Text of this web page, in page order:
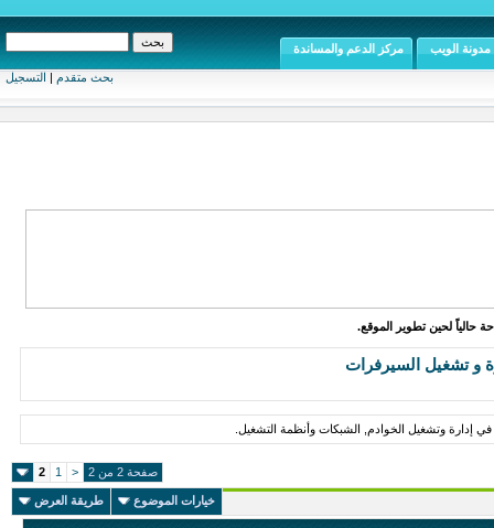
بحث متقدم | التسجيل
مدونة الويب مركز الدعم والمساندة
حالياً لحين تطوير الموقع.
و تشغيل السيرفرات
إدارة وتشغيل الخوادم, الشبكات وأنظمة التشغيل.
صفحة 2 من 2 <
1
2
خيارات الموضوع طريقة العرض